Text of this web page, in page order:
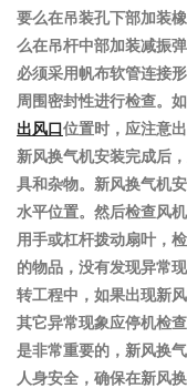
要么在吊装孔下部加装
么在吊杆中部加装减振
必须采用帆布软管连接形
周围密封性进行检查。
出风口位置时，应注意
新风换气机安装完成后
具和杂物。新风换气机
水平位置。然后检查风
用手或杠杆拨动扇叶，
的物品，没有发现异常
转工程中，如果出现新
其它异常现象应停机检
是非常重要的，新风换
人身安全，确保在新风